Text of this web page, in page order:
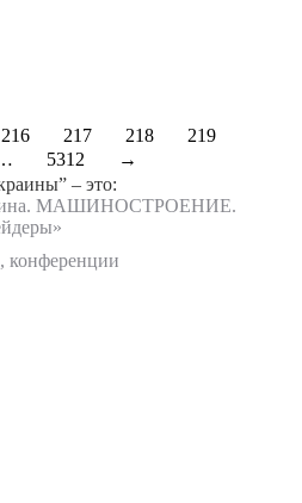
216 217 218
219
5312
→
– это:
МАШИНОСТРОЕНИЕ.
»
конференции